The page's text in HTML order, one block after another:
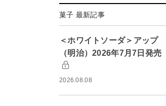
菓子 最新記事
＜ホワイトソーダ＞アップ
（明治）2026年7月7日発売
2026.08.08